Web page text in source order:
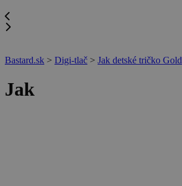
Bastard.sk > Digi-tlač > Jak detské tričko Gold
Jak